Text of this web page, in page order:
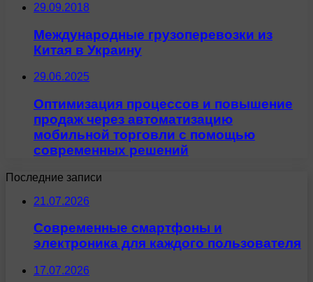
29.09.2018
Международные грузоперевозки из
Китая в Украину
29.06.2025
Оптимизация процессов и повышение
продаж через автоматизацию
мобильной торговли с помощью
современных решений
Последние записи
21.07.2026
Современные смартфоны и
электроника для каждого пользователя
17.07.2026